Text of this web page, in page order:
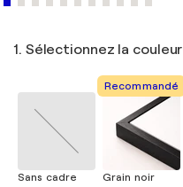
1. Sélectionnez la couleur
Sans cadre
Recommandé
Grain noir